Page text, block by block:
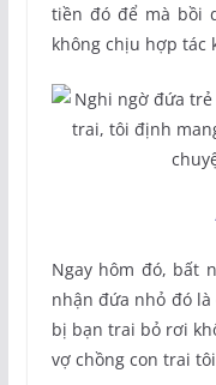
tiền đó để mà bồi
không chịu hợp tác
Ngay hôm đó, bất
nhận đứa nhỏ đó
bị bạn trai bỏ rơi
vợ chồng con trai